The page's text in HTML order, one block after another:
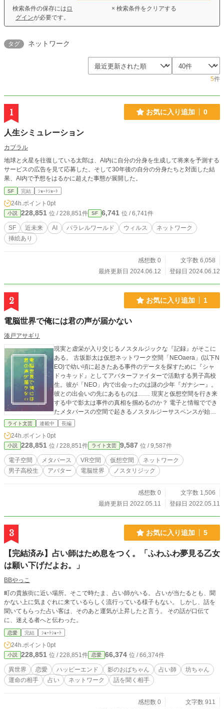
検索条件の保存には ロ
グインが必要です。
× 検索条件をクリアする
タグ ネットワーク
5件
1 お気に入り追加 0
人生シミュレーション
カブラル
地球と火星を往復している太郎は、AI内に自分の分身を生成して将来を予測する
サービスの広告を見て応募した。そして30年後の自分の分身たちと対面した結
果、AI内で予想をはるかに超えた事態が展開した。
SF 完結 ｼｮｰﾄｼｮｰﾄ
24h.ポイント 0pt
小説 228,851 位 / 228,851件 SF 6,741 位 / 6,741件
SF 近未来 AI パラレルワールド ウィルス
ネットワーク
挿絵あり
感想数 0
文字数 6,058
最終更新日 2024.06.12
登録日 2024.06.12
2 お気に入り追加 1
電脳世界で俺には君の声が届かない
湊戸アサギリ
現実と虚栄が入り交じるノスタルジックな『記録』がそこに
ある。 古坂影太は仮想ネットワーク空間「NEOaera」(以下N
EO)で幼い頃に起きたある事件のデータを探すために『シャ
ドゥキッド』としてアバターファイターで活動する男子高校
生。彼が「NEO」内で出会ったのは謎の少年『ガナシー』。
彼との出会いの先にあるものは…… 現実と仮想空間を行き来
する中で影太は事件の真相を掴めるのか？ 電子と情報ででき
たメタバースの空間で起きるノスタルジーサスペンスが始ま
る！！ かなり気まぐれ更新になると思います
ライト文芸 連載中 長編
24h.ポイント 0pt
小説 228,851 位 / 228,851件 ライト文芸 9,587 位 / 9,587件
電子空間 メタバース VR空間 仮想空間
ネットワーク
男子高校生
アバター 電脳世界 ノスタリジック
感想数 0
文字数 1,506
最終更新日 2022.05.11
登録日 2022.05.11
3 お気に入り追加 5
【完結済み】占い師はため息をつく。「ふわふわ夢見る乙女
は願い下げだよお。」
BBやっこ
町の貴族街に近い場所。そこで時たま、占い師がいる。 占いが当たるとも、聞
かない上に気まぐれに来ているらしく流行っている様子もない。 しかし、話を
聞いてもらった占い客は、そのあと運気が上昇したと言う。 その話が口伝て
に、迷える者へと伝わった。
恋愛 完結 ｼｮｰﾄｼｮｰﾄ
24h.ポイント 0pt
小説 228,851 位 / 228,851件 恋愛 66,374 位 / 66,374件
異世界 恋愛 ハッピーエンド 影のおばちゃん 占い師
坊ちゃん
運命の相手
占い ネットワーク 話を聞く相手
感想数 0
文字数 911